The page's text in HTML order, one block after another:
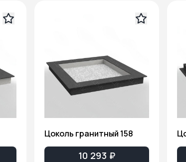
Цоколь гранитный 158
10 293 ₽